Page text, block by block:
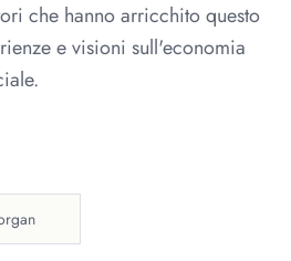
che hanno arricchito questo
e visioni sull'economia